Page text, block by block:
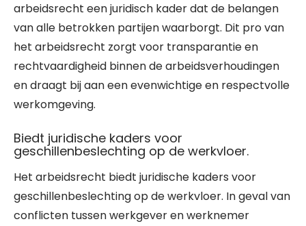
arbeidsrecht een juridisch kader dat de belangen
van alle betrokken partijen waarborgt. Dit pro van
het arbeidsrecht zorgt voor transparantie en
rechtvaardigheid binnen de arbeidsverhoudingen
en draagt bij aan een evenwichtige en respectvolle
werkomgeving.
Biedt juridische kaders voor
geschillenbeslechting op de werkvloer.
Het arbeidsrecht biedt juridische kaders voor
geschillenbeslechting op de werkvloer. In geval van
conflicten tussen werkgever en werknemer